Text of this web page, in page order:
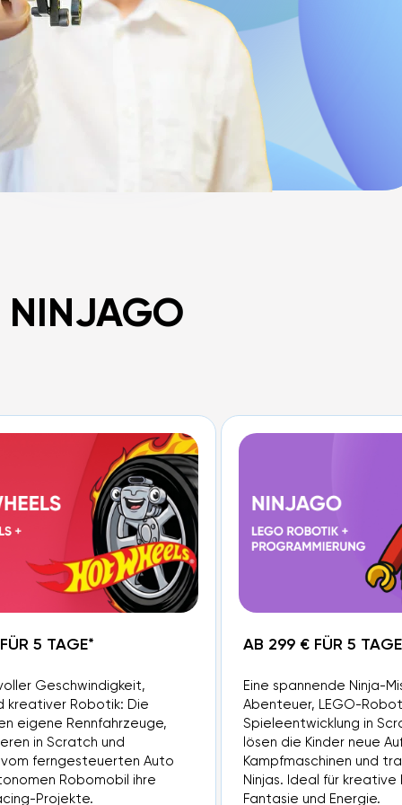
NINJAGO
Geschwindigkeit,
kreativer Robotik: Die
eigene Rennfahrzeuge,
in Scratch und
ferngesteuerten Auto
Robomobil ihre
Projekte.
5 TAGE*
Eine spannende Ninja-
Abenteuer, LEGO-
Spieleentwicklung in
lösen die Kinder neue
Kampfmaschinen und
Ninjas. Ideal für kreative
Fantasie und Energie.
AB 299 € FÜR 5